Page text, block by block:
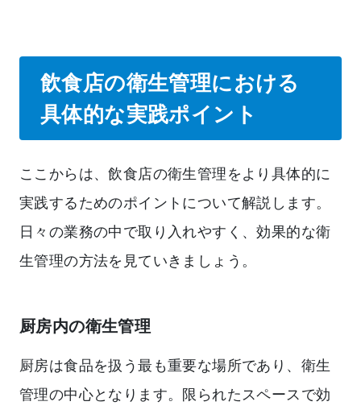
飲食店の衛生管理における
具体的な実践ポイント
ここからは、飲食店の衛生管理をより具体的に
実践するためのポイントについて解説します。
日々の業務の中で取り入れやすく、効果的な衛
生管理の方法を見ていきましょう。
厨房内の衛生管理
厨房は食品を扱う最も重要な場所であり、衛生
管理の中心となります。限られたスペースで効